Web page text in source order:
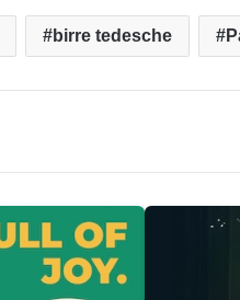
birre tedesche